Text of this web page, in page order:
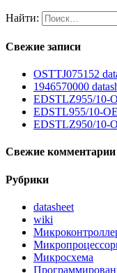
Найти:
Свежие записи
OSTTJ075152
1946570000
EDSTLZ955/10-
EDSTL955/10-
EDSTLZ950/10-
Свежие комментарии
Рубрики
datasheet
wiki
Микросхема